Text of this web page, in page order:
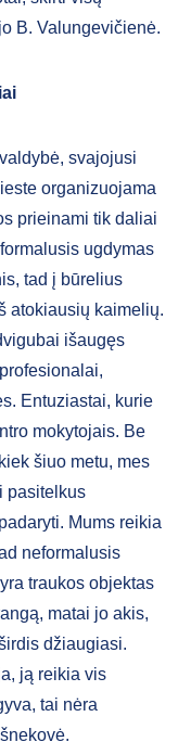
B. Valungevičienė.
svajojusi
organizuojama
prieinami tik daliai
ugdymas
tad į būrelius
atokiausių kaimelių.
išaugęs
Entuziastai, kurie
mokytojais. Be
šiuo metu, mes
pasitelkus
Mums reikia
neformalusis
traukos objektas
matai jo akis,
džiaugiasi.
ją reikia vis
tai nėra